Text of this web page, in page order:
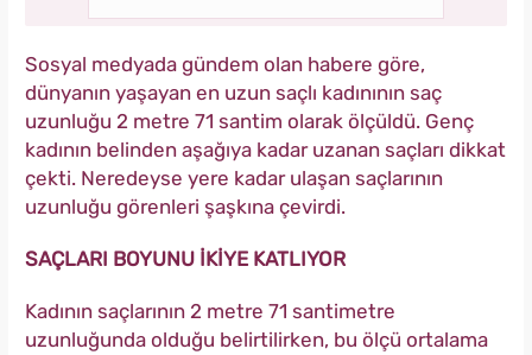
Sosyal medyada gündem olan habere göre,
dünyanın yaşayan en uzun saçlı kadınının saç
uzunluğu 2 metre 71 santim olarak ölçüldü. Genç
kadının belinden aşağıya kadar uzanan saçları dikkat
çekti. Neredeyse yere kadar ulaşan saçlarının
uzunluğu görenleri şaşkına çevirdi.
SAÇLARI BOYUNU İKİYE KATLIYOR
Kadının saçlarının 2 metre 71 santimetre
uzunluğunda olduğu belirtilirken, bu ölçü ortalama